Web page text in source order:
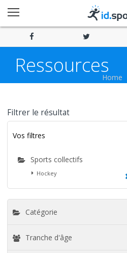
Home
Ressources
Filtrer le résultat
Vos filtres
Sports collectifs
Hockey
Catégorie
Tranche d'âge